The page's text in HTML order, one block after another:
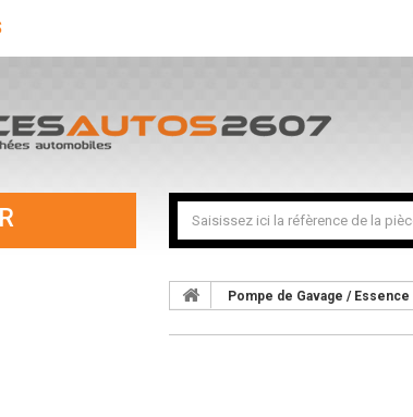
Pompe de Gavage / Essence